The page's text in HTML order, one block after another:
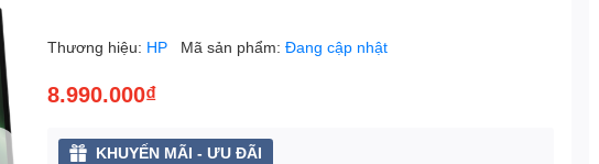
Thương hiệu: HP Mã sản phẩm:Đang cập nhật
8.990.000₫
KHUYẾN MÃI - ƯU ĐÃI